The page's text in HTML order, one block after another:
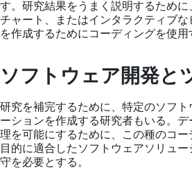
す。研究結果をうまく説明するために
チャート、またはインタラクティブ
を作成するためにコーディングを使用
ソフトウェア開発と
研究を補完するために、特定のソフ
ーションを作成する研究者もいる。
理を可能にするために、この種のコ
目的に適合したソフトウェアソリュ
守を必要とする。